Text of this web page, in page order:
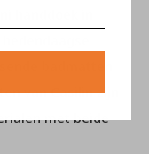
handdoek in
badmatten
van Casilin zijn
met beide